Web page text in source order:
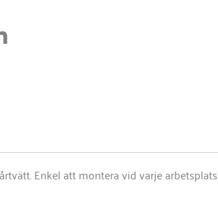
Enkel att montera vid varje arbetsplats